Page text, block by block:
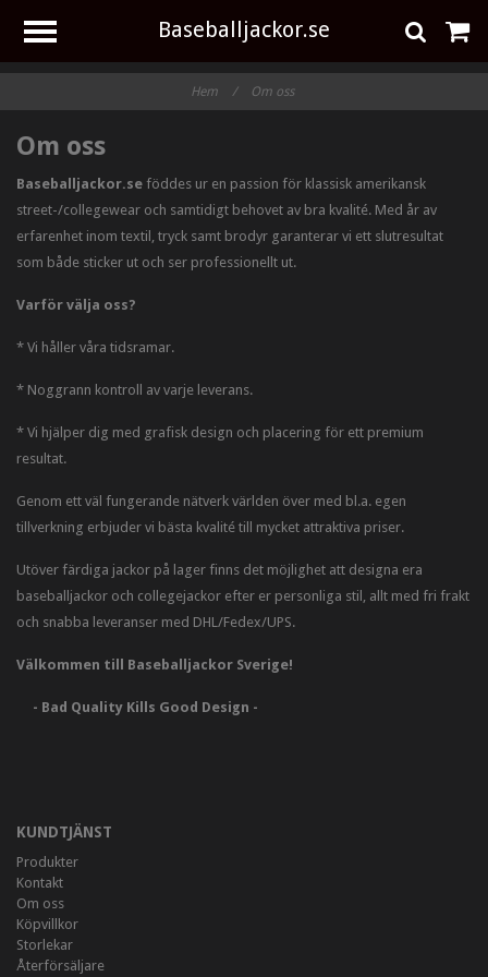
Hem / Om oss
Om oss
Baseballjackor.se föddes ur en passion för klassisk amerikansk
street-/collegewear och samtidigt behovet av bra kvalité. Med år av
erfarenhet inom textil, tryck samt brodyr garanterar vi ett slutresultat
som både sticker ut och ser professionellt ut.
Varför välja oss?
* Vi håller våra tidsramar.
* Noggrann kontroll av varje leverans.
* Vi hjälper dig med grafisk design och placering för ett premium
resultat.
Genom ett väl fungerande nätverk världen över med bl.a. egen
tillverkning erbjuder vi bästa kvalité till mycket attraktiva priser.
Utöver färdiga jackor på lager finns det möjlighet att designa era
baseballjackor och collegejackor efter er personliga stil, allt med fri frakt
och snabba leveranser med DHL/Fedex/UPS.
Välkommen till Baseballjackor Sverige!
- Bad Quality Kills Good Design -
KUNDTJÄNST
Produkter
Kontakt
Om oss
Köpvillkor
Storlekar
Återförsäljare
Baseballjackor.se